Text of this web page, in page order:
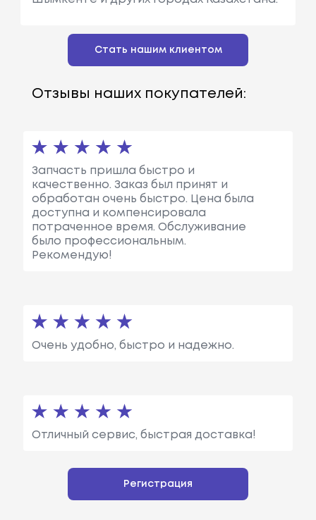
Стать нашим клиентом
Отзывы наших покупателей:
Запчасть пришла быстро и
качественно. Заказ был принят и
обработан очень быстро. Цена была
доступна и компенсировала
потраченное время. Обслуживание
было профессиональным.
Рекомендую!
Очень удобно, быстро и надежно.
Отличный сервис, быстрая доставка!
Регистрация